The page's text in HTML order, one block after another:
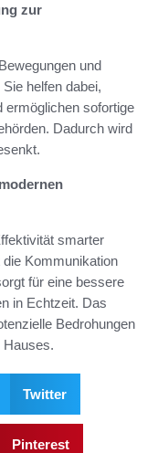
zur
und
helfen dabei,
ermöglichen sofortige
Dadurch wird
smarter
Kommunikation
für eine bessere
in Echtzeit. Das
Bedrohungen
Hauses.
Twitter
Pinterest